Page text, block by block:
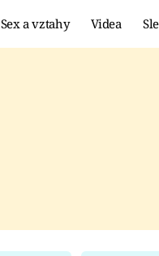
Sex a vztahy Videa